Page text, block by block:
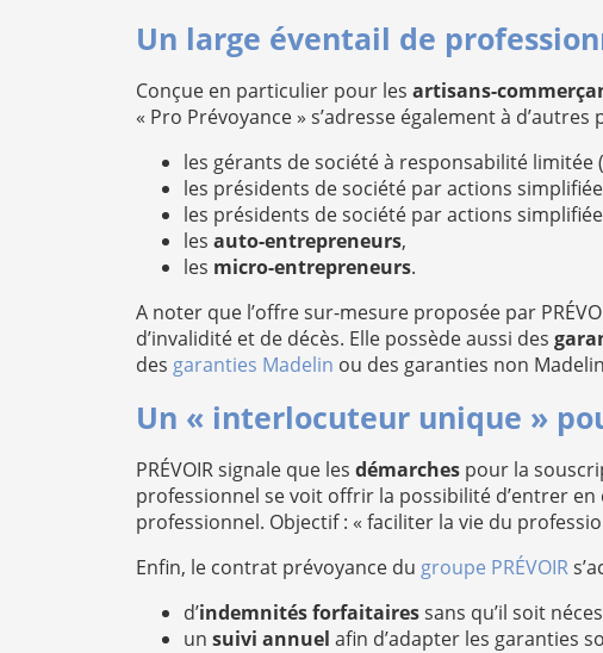
Un large éventail de
Conçue en particulier pour les artisans-
« Pro Prévoyance » s’adresse également à
les gérants de société à responsabilité limitée (
les présidents de société par actions
les présidents de société par actions
les auto-entrepreneurs,
les micro-entrepreneurs.
A noter que l’offre sur-mesure proposée par
d’invalidité et de décès. Elle possède aussi des
des garanties Madelin ou des garanties non
Un « interlocuteur unique »
PRÉVOIR signale que les démarches pour la
professionnel se voit offrir la possibilité d’entrer
professionnel. Objectif : « faciliter la vie du
Enfin, le contrat prévoyance du groupe PRÉVOIR
d’indemnités forfaitairessans qu’il soit
un suivi annuel afin d’adapter les garanties